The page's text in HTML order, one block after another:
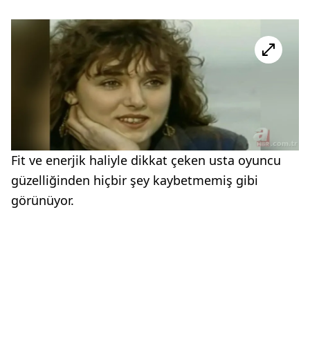
Fit ve enerjik haliyle dikkat çeken usta oyuncu
güzelliğinden hiçbir şey kaybetmemiş gibi
görünüyor.